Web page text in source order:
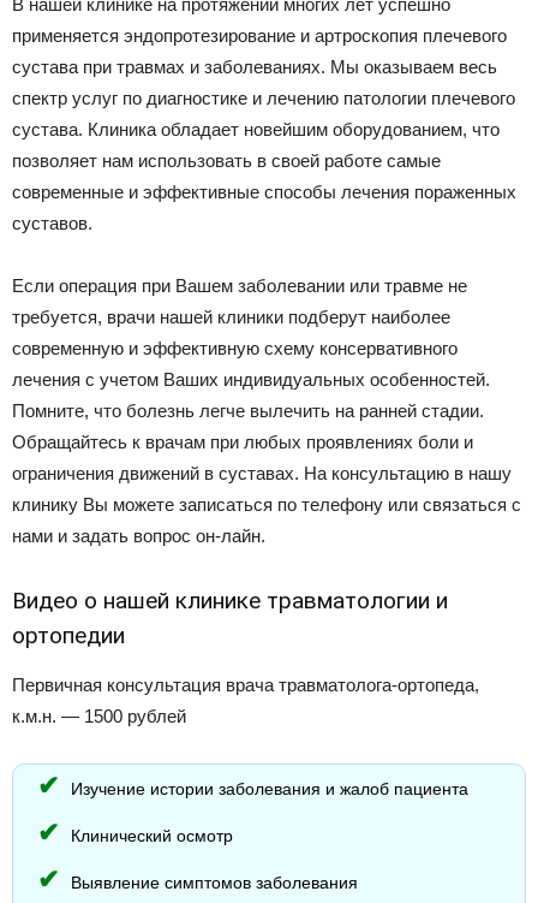
применяется эндопротезирование и артроскопия плечевого
сустава при травмах и заболеваниях. Мы оказываем весь
спектр услуг по диагностике и лечению патологии плечевого
сустава. Клиника обладает новейшим оборудованием, что
позволяет нам использовать в своей работе самые
современные и эффективные способы лечения пораженных
суставов.
Если операция при Вашем заболевании или травме не
требуется, врачи нашей клиники подберут наиболее
современную и эффективную схему консервативного
лечения с учетом Ваших индивидуальных особенностей.
Помните, что болезнь легче вылечить на ранней стадии.
Обращайтесь к врачам при любых проявлениях боли и
ограничения движений в суставах. На консультацию в нашу
клинику Вы можете записаться по телефону или связаться с
нами и задать вопрос он-лайн.
Видео о нашей клинике травматологии и
ортопедии
Первичная консультация врача травматолога-ортопеда,
к.м.н. — 1500 рублей
Изучение истории заболевания и жалоб пациента
Клинический осмотр
Выявление симптомов заболевания